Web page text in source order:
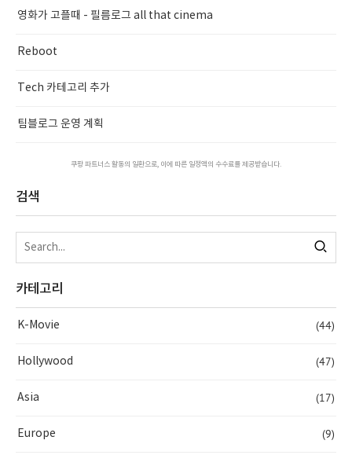
영화가 고플때 - 필름로그 all that cinema
Reboot
Tech 카테고리 추가
팀블로그 운영 계획
쿠팡 파트너스 활동의 일환으로, 이에 따른 일정액의 수수료를 제공받습니다.
검색
카테고리
K-Movie (44)
Hollywood (47)
Asia (17)
Europe (9)